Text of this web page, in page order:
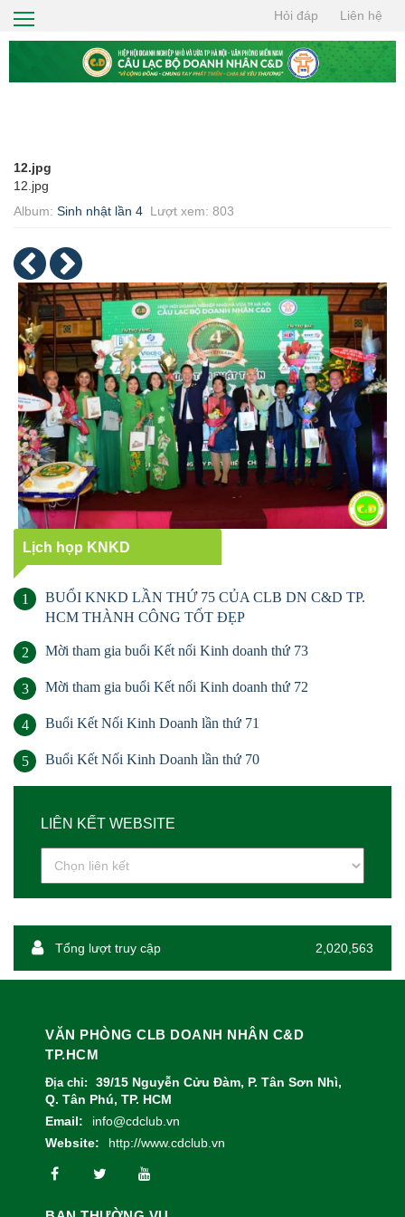
Hỏi đáp Liên hệ
CƠ HỘI GIAO THƯƠNG
THIỆN NGUYỆN
TÌM KIẾM
LIÊN HỆ
12.jpg
12.jpg
Album: Sinh nhật lần 4 Lượt xem: 803
Lịch họp KNKD
1
BUỔI KNKD LẦN THỨ 75 CỦA CLB DN C&D TP.
HCM THÀNH CÔNG TỐT ĐẸP
2 Mời tham gia buổi Kết nối Kinh doanh thứ 73
3 Mời tham gia buổi Kết nối Kinh doanh thứ 72
4 Buổi Kết Nối Kinh Doanh lần thứ 71
5 Buổi Kết Nối Kinh Doanh lần thứ 70
LIÊN KẾT WEBSITE
Tổng lượt truy cập 2,020,563
VĂN PHÒNG CLB DOANH NHÂN C&D
TP.HCM
Địa chỉ:
39/15 Nguyễn Cửu Đàm, P. Tân Sơn Nhì,
Q. Tân Phú, TP. HCM
Email:
info@cdclub.vn
Website:
http://www.cdclub.vn